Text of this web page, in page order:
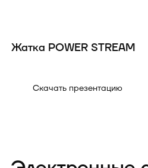
Жатка POWER STREAM
Скачать презентацию